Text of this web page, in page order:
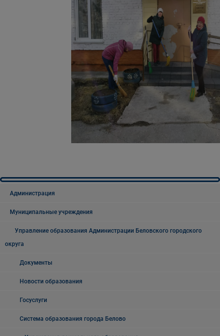
Администрация
Муниципальные учреждения
Управление образования Администрации Беловского городского
округа
Документы
Новости образования
Госуслуги
Система образования города Белово